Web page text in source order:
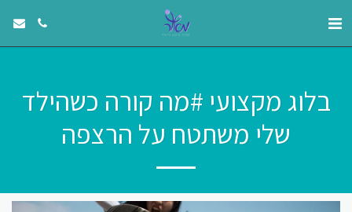
בלוג מקצועי #מה קורה כשהילד
שלי משתטח על הרצפה